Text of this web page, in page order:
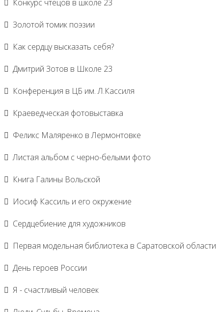
Конкурс чтецов в школе 23
Золотой томик поэзии
Как сердцу высказать себя?
Дмитрий Зотов в Школе 23
Конференция в ЦБ им. Л.Кассиля
Краеведческая фотовыставка
Феликс Маляренко в Лермонтовке
Листая альбом с черно-белыми фото
Книга Галины Вольской
Иосиф Кассиль и его окружение
Сердцебиение для художников
Первая модельная библиотека в Саратовской области
День героев России
Я - счастливый человек